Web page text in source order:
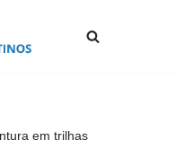
em trilhas